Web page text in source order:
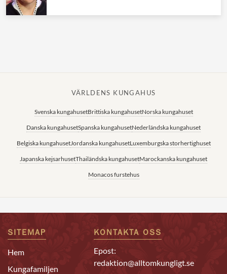
VÄRLDENS KUNGAHUS
Svenska kungahusetBrittiska kungahusetNorska kungahuset
Danska kungahusetSpanska kungahusetNederländska kungahuset
Belgiska kungahusetJordanska kungahusetLuxemburgska storhertighuset
Japanska kejsarhusetThailändska kungahusetMarockanska kungahuset
Monacos furstehus
SITEMAP
Hem
Kungafamiljen
KONTAKTA OSS
Epost:
redaktion@alltomkungligt.se